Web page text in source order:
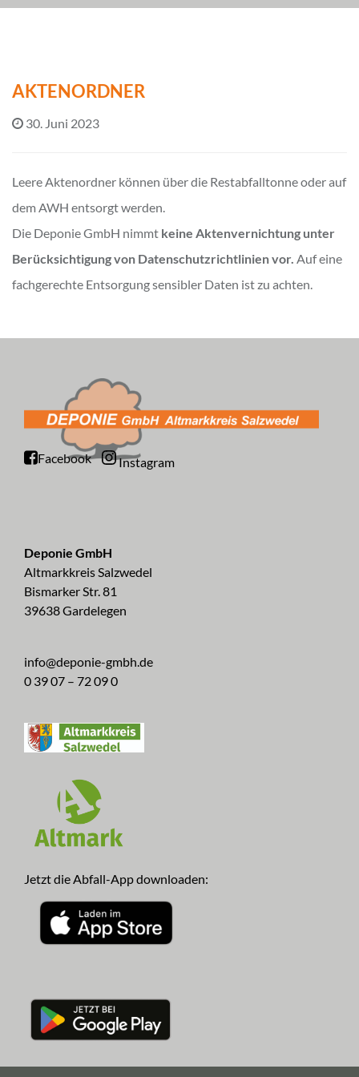
AKTENORDNER
30. Juni 2023
Leere Aktenordner können über die Restabfalltonne oder auf
dem AWH entsorgt werden.
Die Deponie GmbH nimmt keine Aktenvernichtung unter
Berücksichtigung von Datenschutzrichtlinien vor. Auf eine
fachgerechte Entsorgung sensibler Daten ist zu achten.
Facebook Instagram
Deponie GmbH
Altmarkkreis Salzwedel
Bismarker Str. 81
39638 Gardelegen
info@deponie-gmbh.de
0 39 07 – 72 09 0
Jetzt die Abfall-App downloaden: